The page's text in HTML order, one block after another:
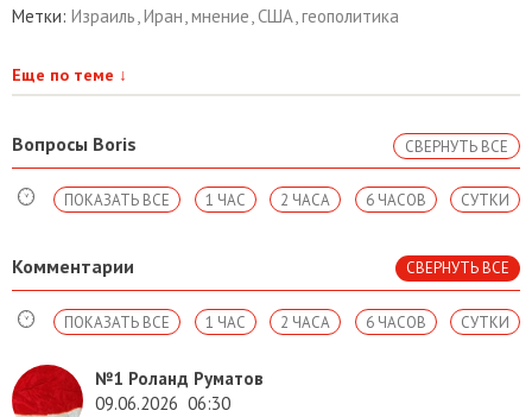
Метки: Израиль,Иран,мнение,США,геополитика
Еще по теме ↓
Вопросы Boris СВЕРНУТЬ ВСЕ
СУТКИ
6 ЧАСОВ
2 ЧАСА
1 ЧАС
ПОКАЗАТЬ ВСЕ
Комментарии СВЕРНУТЬ ВСЕ
СУТКИ
6 ЧАСОВ
2 ЧАСА
1 ЧАС
ПОКАЗАТЬ ВСЕ
№1 Роланд Руматов
09.06.2026 06:30